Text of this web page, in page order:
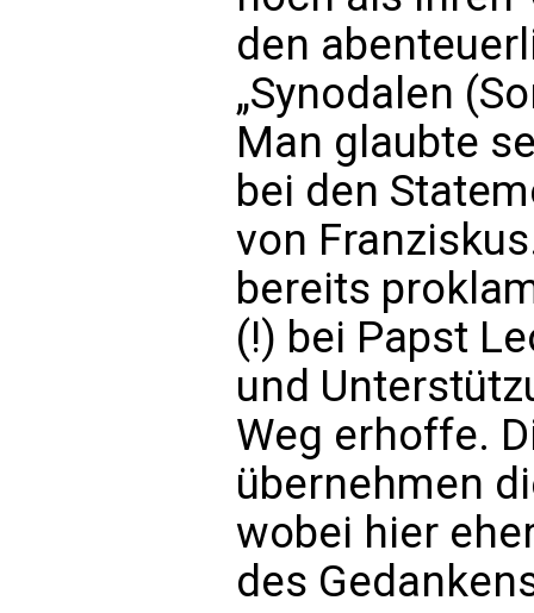
den
„Synodalen
Man glaubte
bei den
von
bereits
(!) bei Papst
und
Weg erhoffe.
übernehmen
wobei hier
des